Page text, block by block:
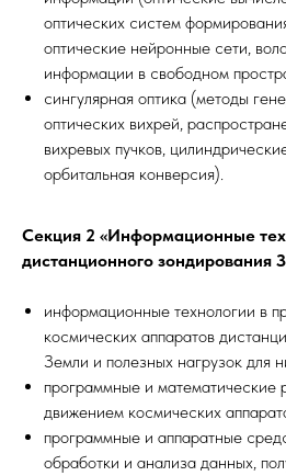
оптических систем
оптические нейронные сети,
информации в свободном
сингулярная оптика (методы
оптических вихрей,
вихревых пучков,
орбитальная конверсия).
Секция 2 «Информационные
дистанционного зондирования
информационные технологии в
космических аппаратов
Земли и полезных нагрузок для
программные и математические
движением космических
программные и аппаратные
обработки и анализа данных,